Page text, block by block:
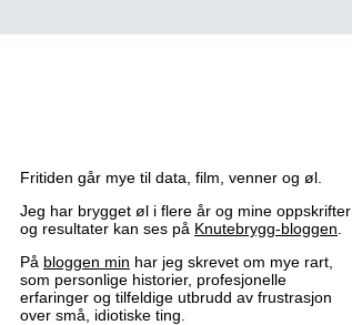
Fritiden går mye til data, film, venner og øl.
Jeg har brygget øl i flere år og mine oppskrifter
og resultater kan ses på Knutebrygg-bloggen
På bloggen min har jeg skrevet om mye rart,
som personlige historier, profesjonelle
erfaringer og tilfeldige utbrudd av frustrasjon
over små, idiotiske ting.